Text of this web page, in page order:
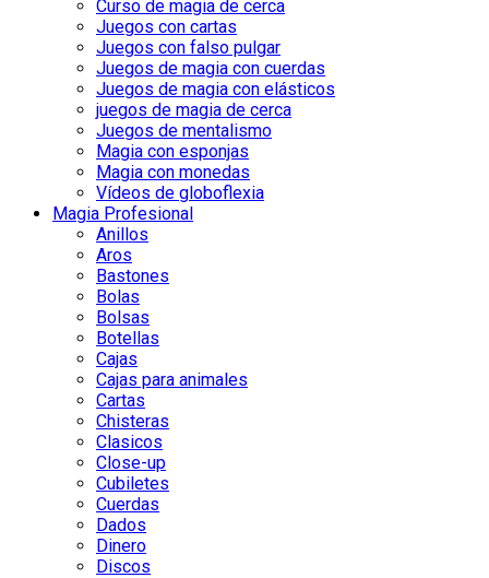
Curso de magia de cerca
Juegos con cartas
Juegos con falso pulgar
Juegos de magia con cuerdas
Juegos de magia con elásticos
juegos de magia de cerca
Juegos de mentalismo
Magia con esponjas
Magia con monedas
Vídeos de globoflexia
Magia Profesional
Anillos
Aros
Bastones
Bolas
Bolsas
Botellas
Cajas
Cajas para animales
Cartas
Chisteras
Clasicos
Close-up
Cubiletes
Cuerdas
Dados
Dinero
Discos